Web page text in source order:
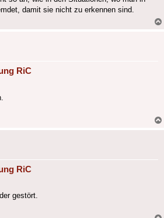
damit sie nicht zu erkennen sind.
RiC
RiC
gestört.